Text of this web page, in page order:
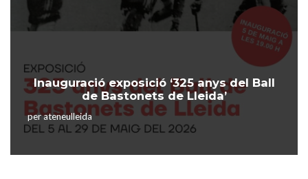
Inauguració exposició ‘325 anys del Ball
de Bastonets de Lleida’
perateneulleida